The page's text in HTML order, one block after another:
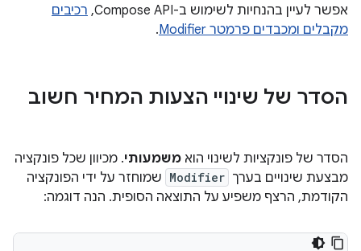
אפשר לעיין בהנחיות לשימוש ב-Compose API,
רכיבים
מקבלים ומכבדים פרמטר Modifier
.
הסדר של שינויי הצעות המחיר חשוב
הסדר של פונקציות לשינוי הוא משמעותי. מכיוון שכל פונקציה
מבצעת שינויים בערך Modifier שמוחזר על ידי הפונקציה
הקודמת, הרצף משפיע על התוצאה הסופית. הנה דוגמה: